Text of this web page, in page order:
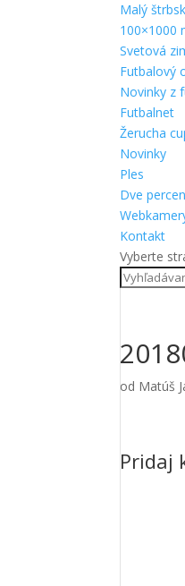
Malý
100×1000
Svetová
Futbalový
Novinky z
Futbalnet
Žerucha
Novinky
Ples
Dve
Kontakt
Vyberte
od Matúš
Pridaj